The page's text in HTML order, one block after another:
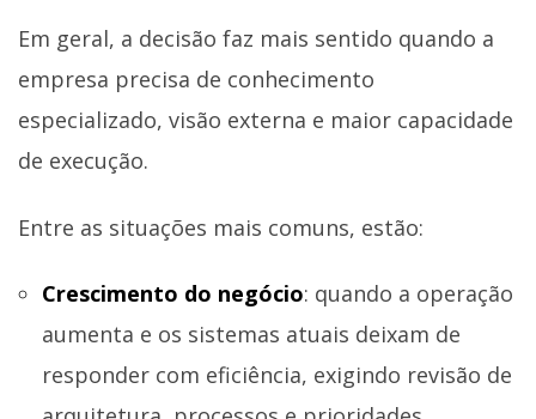
Em geral, a decisão faz mais sentido quando a
empresa precisa de conhecimento
especializado, visão externa e maior capacidade
de execução.
Entre as situações mais comuns, estão:
Crescimento do negócio: quando a operação
aumenta e os sistemas atuais deixam de
responder com eficiência, exigindo revisão de